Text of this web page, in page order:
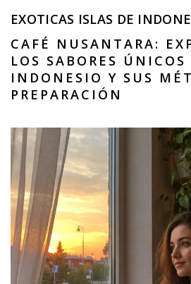
EXOTICAS ISLAS DE
CAFÉ NUSANTARA:
LOS SABORES ÚNICOS
INDONESIO Y SUS
PREPARACIÓN